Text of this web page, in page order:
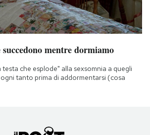
succedono mentre dormiamo
che esplode" alla sexsomnia a quegli
tanto prima di addormentarsi (cosa